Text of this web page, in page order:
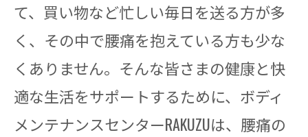
て、買い物など忙しい毎日を送る方が多
く、その中で腰痛を抱えている方も少な
くありません。そんな皆さまの健康と快
適な生活をサポートするために、ボディ
メンテナンスセンターRAKUZUは、腰痛の